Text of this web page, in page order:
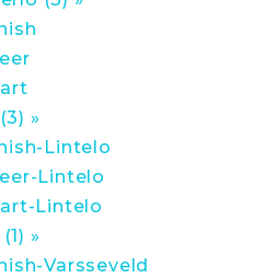
»
Lintelo
Lintelo
Lintelo
»
Varsseveld